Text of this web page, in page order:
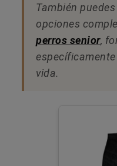
También
opciones
perros senior,
vida.